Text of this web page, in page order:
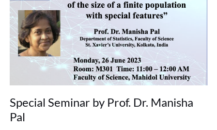
Special Seminar by Prof. Dr. Manisha
Pal
Manisha
Pal